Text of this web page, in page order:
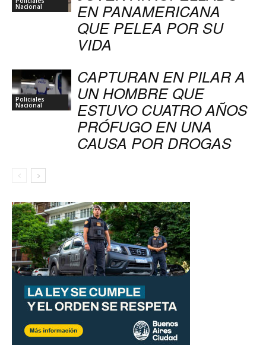
Nacional
EN PANAMERICANA
QUE PELEA POR SU
VIDA
Policiales
Nacional
CAPTURAN EN PILAR A
UN HOMBRE QUE
ESTUVO CUATRO AÑOS
PRÓFUGO EN UNA
CAUSA POR DROGAS